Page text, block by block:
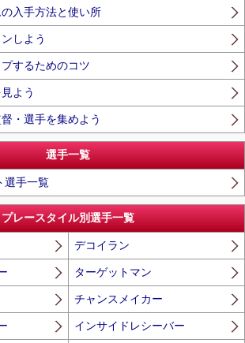
入手方法と使い所
しよう
するためのコツ
よう
・選手を集めよう
選手一覧
選手一覧
プレースタイル別選手一覧
デコイラン
ターゲットマン
チャンスメイカー
インサイドレシーバー